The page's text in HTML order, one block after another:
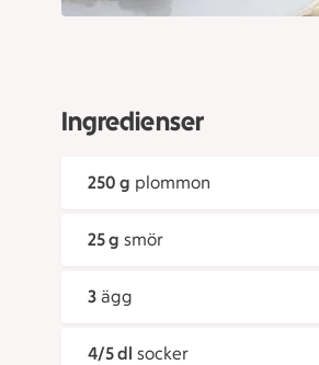
Ingredienser
250 g plommon
25 g smör
3 ägg
4/5 dl socker